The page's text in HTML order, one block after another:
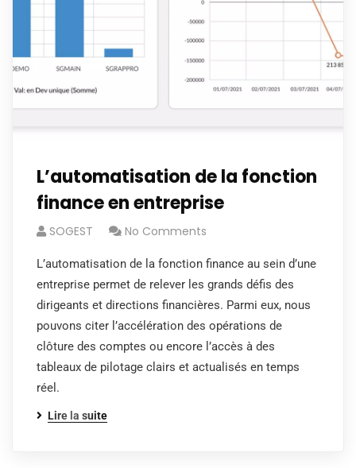
L’automatisation de la fonction
finance en entreprise
SOGEST No Comments
L’automatisation de la fonction finance au sein d’une
entreprise permet de relever les grands défis des
dirigeants et directions financières. Parmi eux, nous
pouvons citer l’accélération des opérations de
clôture des comptes ou encore l’accès à des
tableaux de pilotage clairs et actualisés en temps
réel.
Lire la suite